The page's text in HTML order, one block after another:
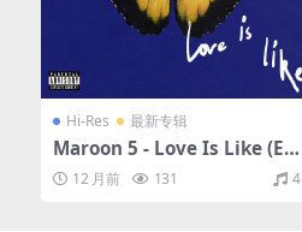
Hi-Res 最新专辑
Maroon 5 - Love Is Like (Ex
plicit)（2025/FLAC/分轨/34
6M）(24bit/48kHz)
12 月前 131 4